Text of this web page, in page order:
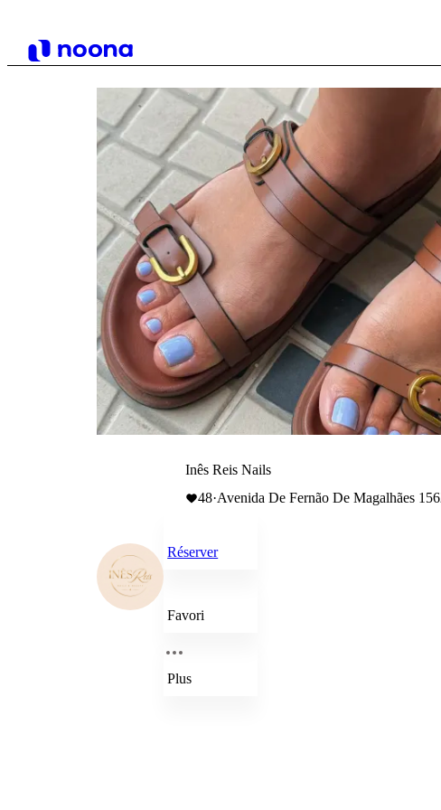
Inês Reis Nails
48·Avenida De Fernão De Magalhães
Réserver
Favori
Plus